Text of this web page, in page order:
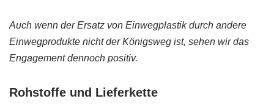
Auch wenn der Ersatz von Einwegplastik durch andere
Einwegprodukte nicht der Königsweg ist, sehen wir das
Engagement dennoch positiv.
Rohstoffe und Lieferkette